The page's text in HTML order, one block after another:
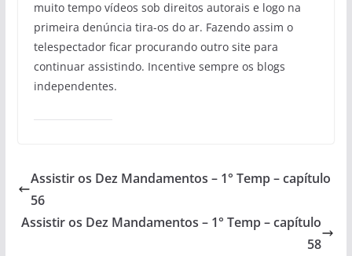
muito tempo vídeos sob direitos autorais e logo na
primeira denúncia tira-os do ar. Fazendo assim o
telespectador ficar procurando outro site para
continuar assistindo. Incentive sempre os blogs
independentes.
Assistir os Dez Mandamentos – 1° Temp – capítulo
56
Assistir os Dez Mandamentos – 1° Temp – capítulo
58